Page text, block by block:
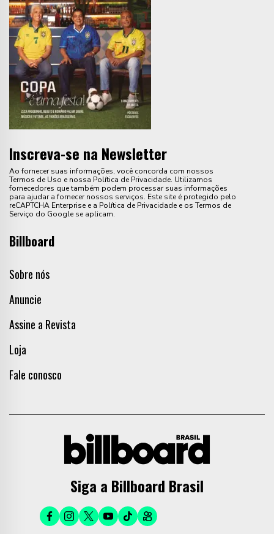
Inscreva-se na Newsletter
Ao fornecer suas informações, você concorda com nossos
Termos de Uso e nossa Política de Privacidade. Utilizamos
fornecedores que também podem processar suas informações
para ajudar a fornecer nossos serviços. Este site é protegido pelo
reCAPTCHA Enterprise e a Política de Privacidade e os Termos de
Serviço do Google se aplicam.
Billboard
Sobre nós
Anuncie
Assine a Revista
Loja
Fale conosco
Siga a Billboard Brasil